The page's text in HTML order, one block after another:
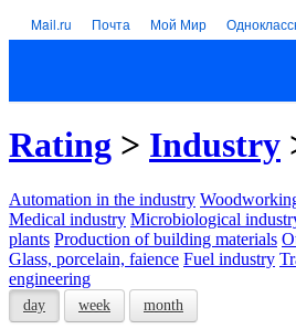
Mail.ru Почта Мой Мир
Rating > Industry
Automation in the industry
Medical industry Microbiological
plants Production of building materials
Glass, porcelain, faience Fuel industry
engineering
day week month